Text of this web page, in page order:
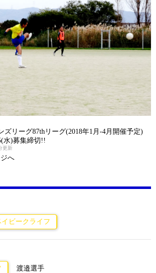
ズリーグ87thリーグ(2018年1月-4月開催予定)
水)募集締切!!
更新
へ
イビークライフ
渡邉選手